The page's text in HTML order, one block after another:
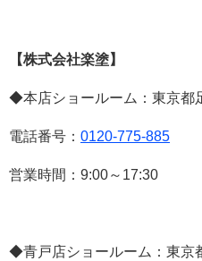
【株式会社楽塗】
◆本店ショールーム：東京都
電話番号： 0120-775-885
営業時間： 9:00～ 17:30
◆青戸店ショールーム：東京